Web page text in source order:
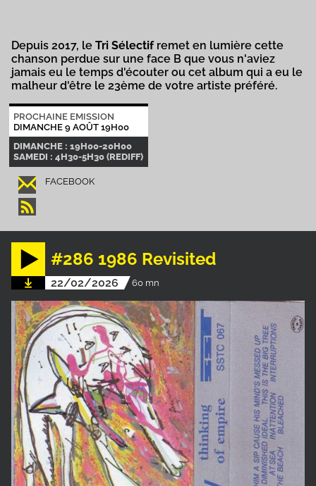
Depuis 2017, le Tri Sélectifremet en lumière cette
chanson perdue sur une face B que vous n'aviez
jamais eu le temps d'écouter ou cet album qui a eu le
malheur d'être le 23ème de votre artiste préféré.
PROCHAINE EMISSION
DIMANCHE 9 AOÛT 19H00
DIMANCHE : 19H00-20H00
SAMEDI : 4H30-5H30 (REDIFF)
FACEBOOK
#286 1986 Revisited
22/02/2026 60 mn